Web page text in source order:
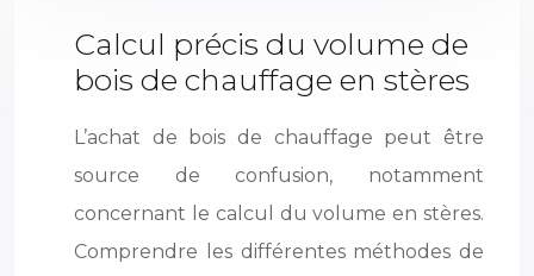
Calcul précis du volume de
bois de chauffage en stères
L’achat de bois de chauffage peut être
source de confusion, notamment
concernant le calcul du volume en stères.
Comprendre les différentes méthodes de